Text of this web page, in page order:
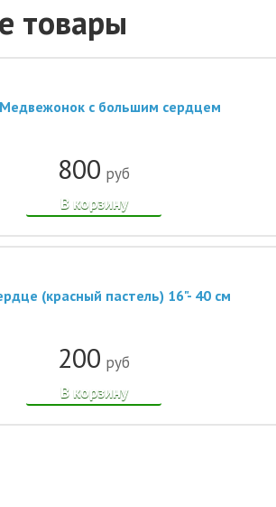
товары
с большим сердцем
800 руб
В корзину
(красный пастель) 16"- 40 см
200 руб
В корзину